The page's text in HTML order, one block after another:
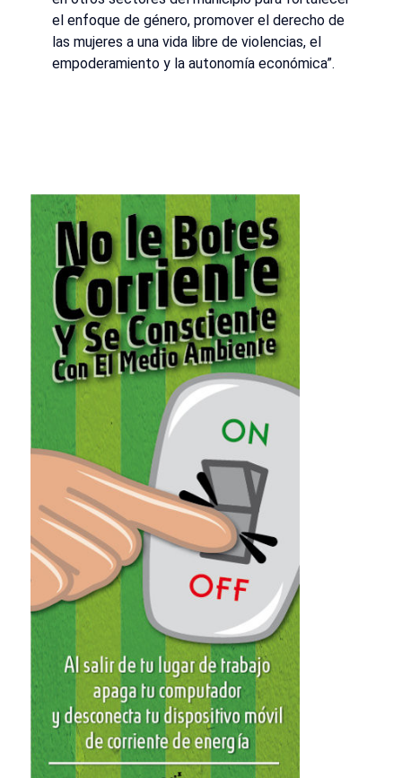
el enfoque de género, promover el derecho de
las mujeres a una vida libre de violencias, el
empoderamiento y la autonomía económica”.